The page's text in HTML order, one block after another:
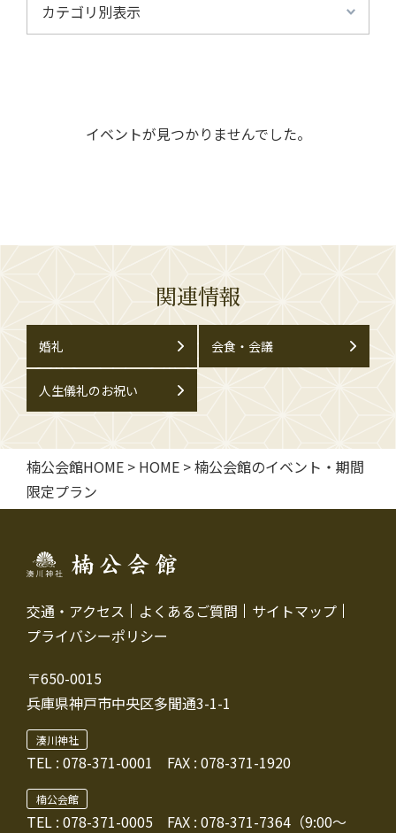
イベントが見つかりませんでした。
関連情報
婚礼 会食・会議
人生儀礼のお祝い
楠公会館HOME > HOME >楠公会館のイベント・期間
限定プラン
交通・アクセス よくあるご質問
サイトマップ
プライバシーポリシー
〒650-0015
兵庫県神戸市中央区多聞通3-1-1
湊川神社
TEL : 078-371-0001 FAX : 078-371-1920
楠公会館
TEL : 078-371-0005 FAX : 078-371-7364（9:00～